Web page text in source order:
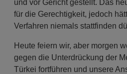
und vor Gericht gestellt. Das
für die Gerechtigkeit, jedoch
Verfahren niemals stattfinden
Heute feiern wir, aber morgen
gegen die Unterdrückung der
Türkei fortführen und unsere